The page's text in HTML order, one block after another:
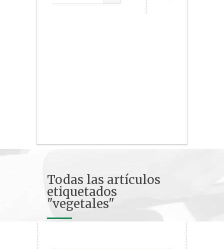
Todas las artículos
etiquetados
"vegetales"